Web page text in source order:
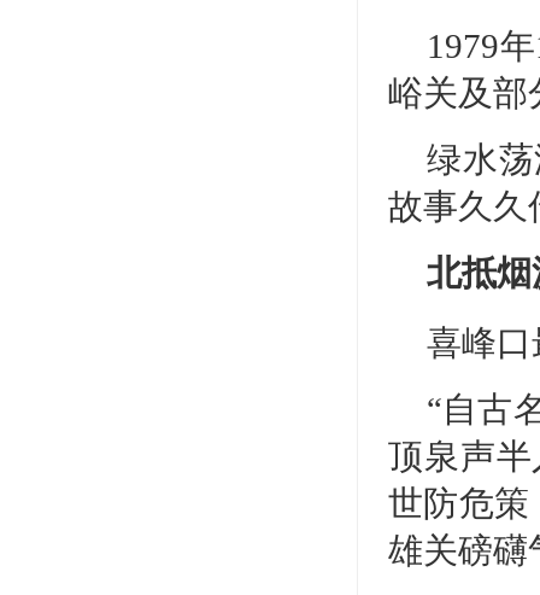
1979
峪关及部
绿水
故事久久
北抵
喜峰
“自古
顶泉声
世防危策
雄关磅礴